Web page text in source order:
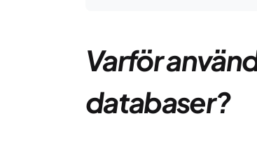
Varför
databaser?